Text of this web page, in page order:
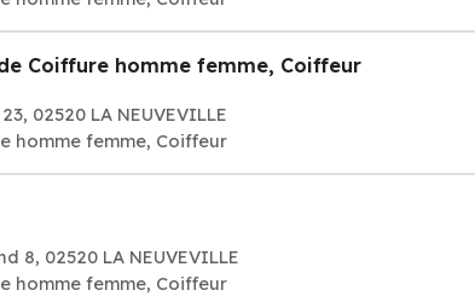
Coiffure homme femme, Coiffeur
02520 LA NEUVEVILLE
homme femme, Coiffeur
8, 02520 LA NEUVEVILLE
homme femme, Coiffeur